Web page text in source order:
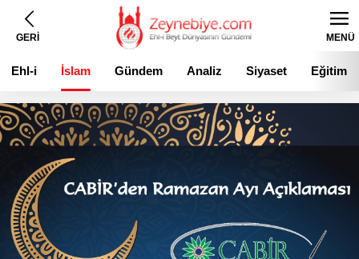
GERİ MENÜ
Ehl-i
Beyt
İslam Gündem Analiz Siyaset Eğitim